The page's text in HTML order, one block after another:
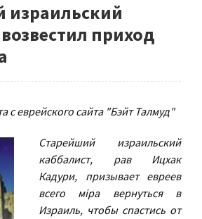
израильский
приход
с еврейского сайта "Бэйт Талмуд"
Cтарейший израильский
каббалист, рав Ицхак
Кадури, призывает евреев
всего мiра вернуться в
Израиль, чтобы спастись от